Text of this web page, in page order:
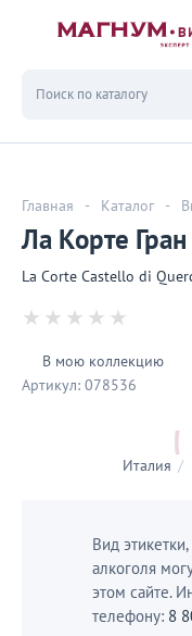
Главная - Каталог -
Ла Корте
La Corte Castello di
В мою коллекцию
Артикул: 078536
Италия /
Вид
алкоголя
этом сайте.
телефону: 8